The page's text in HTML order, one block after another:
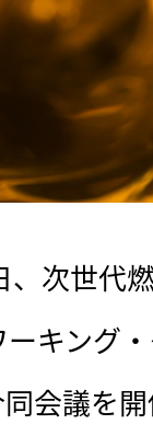
次世代
キング
会議を